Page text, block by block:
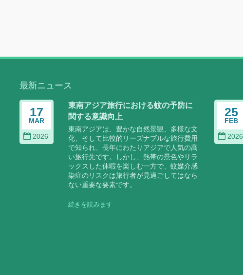
最新ニュース
17
MAR
2026
東南アジア旅行における蚊の予防に
関する意識向上
東南アジアは、豊かな自然景観、多様な文
化、そして比較的リーズナブルな旅行費用
で知られ、長年にわたりアジアで人気の高
い旅行先です。しかし、熱帯の景色やリラ
ックスした休暇を楽しむ一方で、蚊媒介感
染症のリスクは旅行者が見過ごしてはなら
ない重要な要素です。
続きを読みます
25
FEB
2026